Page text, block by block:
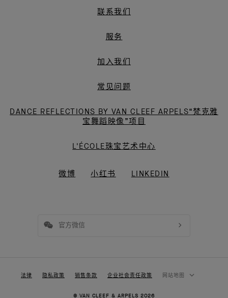
雅
宝
联系我们
服务
加入我们
常见问题
DANCE REFLECTIONS BY VAN CLEEF ARPELS“梵克雅
宝舞蹈映像”项目
L'ÉCOLE珠宝艺术中心
微博 小红书 LINKEDIN
官方微信
法律 隐私政策 销售条款 企业社会责任政策 网站地图
© VAN CLEEF & ARPELS 2026